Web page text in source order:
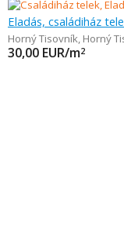
Eladás, családiház
Horný Tisovník, Horný
30,00 EUR/m2